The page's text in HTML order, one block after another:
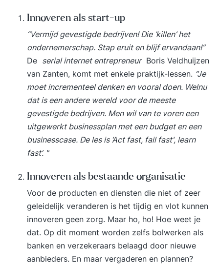
meeste uit nieuwe situaties? Programma van de
training Creativiteit en Innovatie College 1
Brainstormen: potentieel heel productief, maar
onder welke voorwaarden? En vanuit welke
vraag? Convergeren en divergeren: deze
technieken helpen je ideeën te kiezen en in
praktijk te brengen. Dat zeurstemmetje in je
hoofd: je innerlijke criticus die creativiteit remt.
Hoe snoer je ‘m de mond? College 2 Group
genius: hoe stimuleer en optimaliseer je
creativiteit in groepsverband? Mindful versus
creativiteit een boost kunnen geven Orde en
daadkracht: kanaliseer en benut via concrete
oefeningen de ideeënstroom in je hoofd
Visualisatie: een techniek om creativiteit te
bevorderen. Wat gebeurt er in je brein, en
waarom werkt het zo goed?
Innoveren als start-up
“Vermijd gevestigde bedrijven! Die ‘killen’ het
ondernemerschap. Stap eruit en blijf ervandaan!”
De serial internet entrepreneur Boris Veldhuijzen
van Zanten, komt met enkele praktijk-lessen. “Je
moet incrementeel denken en vooral doen. Welnu
dat is een andere wereld voor de meeste
gevestigde bedrijven. Men wil van te voren een
uitgewerkt businessplan met een budget en een
businesscase. De les is ‘Act fast, fail fast', learn
fast’. "
Innoveren als bestaande organisatie
Voor de producten en diensten die niet of zeer
geleidelijk veranderen is het tijdig en vlot kunnen
innoveren geen zorg. Maar ho, ho! Hoe weet je
dat. Op dit moment worden zelfs bolwerken als
banken en verzekeraars belaagd door nieuwe
aanbieders. En maar vergaderen en plannen?